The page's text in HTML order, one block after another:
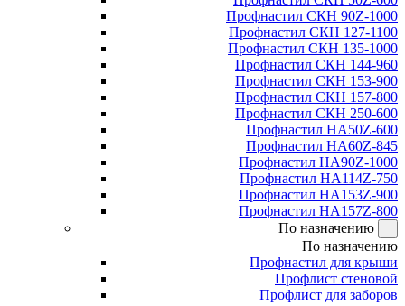
Профнастил СКН 90Z-1000
Профнастил СКН 127-1100
Профнастил СКН 135-1000
Профнастил СКН 144-960
Профнастил СКН 153-900
Профнастил СКН 157-800
Профнастил СКН 250-600
Профнастил НА50Z-600
Профнастил НА60Z-845
Профнастил НА90Z-1000
Профнастил НА114Z-750
Профнастил НА153Z-900
Профнастил НА157Z-800
По назначению
По назначению
Профнастил для крыши
Профлист стеновой
Профлист для заборов